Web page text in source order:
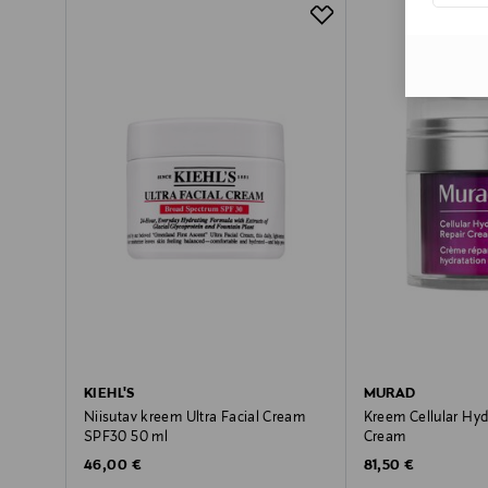
KIEHL'S
Niisutav kreem Ultra Facial Cream
SPF30 50 ml
Original Price
46,00 €
MURAD
Kreem Cellular
Cream
Original Price
81,50 €